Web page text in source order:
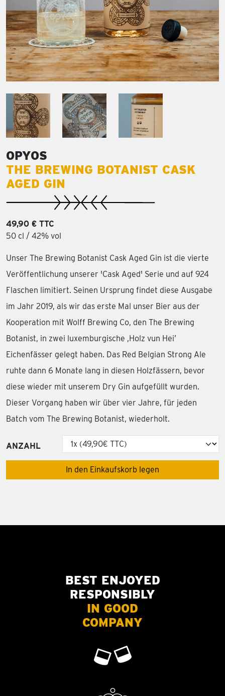
OPYOS
THE BREWING BOTANIST CASK
AGED GIN
49,90 € TTC
50 cl / 42% vol
Unser The Brewing Botanist Cask Aged Gin ist die vierte
Veröffentlichung unserer 'Cask Aged' Serie und auf 924
Flaschen limitiert. Seinen Ursprung findet diese Ausgabe
im Jahr 2019, als wir das erste Mal unser Bier aus der
Kooperation mit Wolff Brewing Co, den The Brewing
Botanist, in zwei luxemburgische ,Holz vun Hei’
Eichenfässer gelegt haben. Das Red Belgian Strong Ale
ruhte dann 6 Monate lang in diesen Holzfässern, bevor
diese wieder mit unserem Dry Gin aufgefüllt wurden.
Dieser Vorgang haben wir über vier Jahre, für jeden
Batch vom The Brewing Botanist, wiederholt.
ANZAHL
In den Einkaufskorb legen
BEST ENJOYED
RESPONSIBLY
IN GOOD
COMPANY